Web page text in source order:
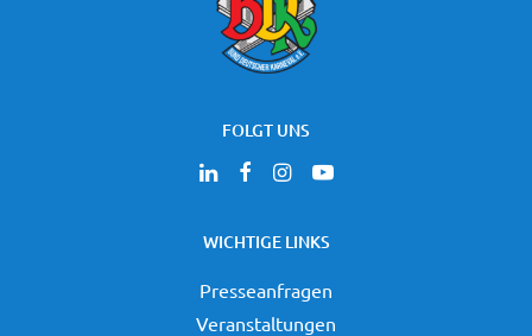
FOLGT UNS
WICHTIGE LINKS
Presseanfragen
Veranstaltungen